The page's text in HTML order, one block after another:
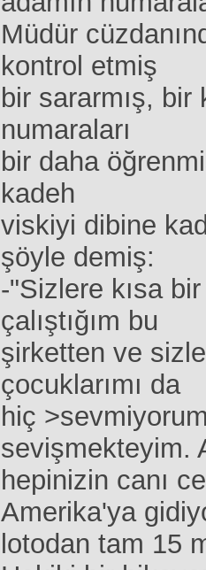
Müdür
kontrol etmiş
bir sararmış, bir
numaraları
bir daha
kadeh
viskiyi dibine
şöyle demiş:
-"Sizlere kısa
çalıştığım bu
şirketten ve
çocuklarımı da
hiç
sevişmekteyim.
hepinizin canı
Amerika'ya
lotodan tam 15